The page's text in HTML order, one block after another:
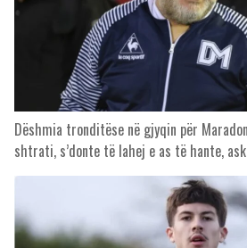
Dëshmia tronditëse në gjyqin për
shtrati, s’donte të lahej e as të hante,